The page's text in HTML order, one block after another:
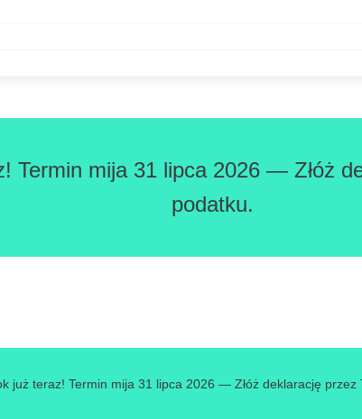
Termin mija 31 lipca 2026 — Złóż
podatku.
już teraz! Termin mija 31 lipca 2026 — Złóż deklarację przez